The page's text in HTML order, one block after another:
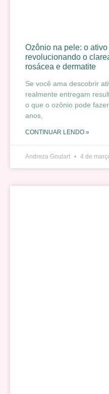
Ozônio na pele: o
revolucionando o
rosácea e dermatite
Se você ama descobrir
realmente entregam
o que o ozônio pode
anos,
CONTINUAR LENDO »
Andreza Goulart 4 de